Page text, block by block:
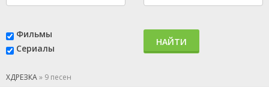
Фильмы
Сериалы
НАЙТИ
ХДРЕЗКА» 9 песен